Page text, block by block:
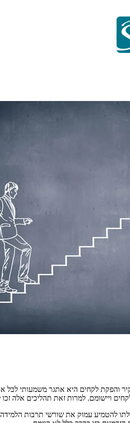
לקחים היא אתגר משמעותי לכל
ויישומם. למרות זאת תהליכים
להטמיע עמוק את שורשי תרבות